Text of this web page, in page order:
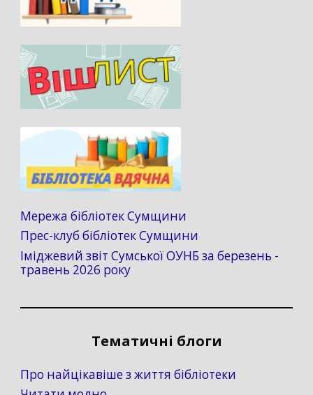
Мережа бібліотек Сумщини
Прес-клуб бібліотек Сумщини
Іміджевий звіт Сумської ОУНБ за березень -
травень 2026 року
Тематичні блоги
Про найцікавіше з життя бібліотеки